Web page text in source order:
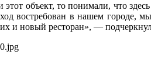
этот объект, то понимали, что
востребован в нашем городе,
и новый ресторан», —